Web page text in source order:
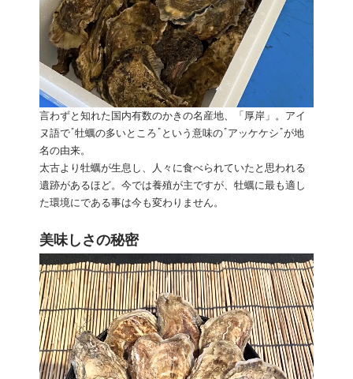
言わずと知れた国内有数のかきの名産地、「厚岸」。アイ
ヌ語で”牡蠣の多いところ”という意味の”アッケケシ”が地
名の由来。
太古より牡蠣が生息し、人々に食べられていたと思われる
遺跡があるほど。今では養殖が主ですが、牡蠣に最も適し
た環境にである事は今も変わりません。
美味しさの秘密